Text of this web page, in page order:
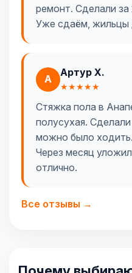
ремонт. Сделали
Уже сдаём, жильцы
А
Артур Х.
★★★★★
Стяжка пола в
полусухая.
можно было
Через месяц
отлично.
Все отзывы →